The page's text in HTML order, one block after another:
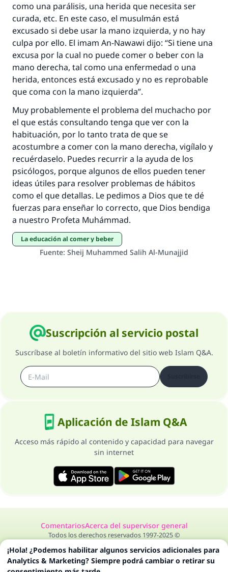
como una parálisis, una herida que necesita ser
curada, etc. En este caso, el musulmán está
excusado si debe usar la mano izquierda, y no hay
culpa por ello. El imam An-Nawawi dijo: “Si tiene una
excusa por la cual no puede comer o beber con la
mano derecha, tal como una enfermedad o una
herida, entonces está excusado y no es reprobable
que coma con la mano izquierda”.
Muy probablemente el problema del muchacho por
el que estás consultando tenga que ver con la
habituación, por lo tanto trata de que se
acostumbre a comer con la mano derecha, vigílalo y
recuérdaselo. Puedes recurrir a la ayuda de los
psicólogos, porque algunos de ellos pueden tener
ideas útiles para resolver problemas de hábitos
como el que detallas. Le pedimos a Dios que te dé
fuerzas para enseñar lo correcto, que Dios bendiga
a nuestro Profeta Muhámmad.
La educación al comer y beber
Fuente: Sheij Muhammed Salih Al-Munajjid
Suscripción al servicio postal
Suscríbase al boletín informativo del sitio web Islam Q&A.
Aplicación de Islam Q&A
Acceso más rápido al contenido y capacidad para navegar
sin internet
ComentariosAcerca del supervisor general
Todos los derechos reservados 1997-2025 ©
¡Hola! ¿Podemos habilitar algunos servicios adicionales para
Analytics & Marketing? Siempre podrá cambiar o retirar su